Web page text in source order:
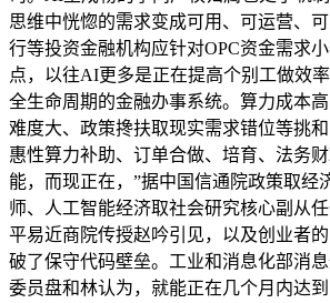
思维中恍惚的需求变成可用、可运营、
行等投资金融机构应针对OPC资金需求
点，以往AI更多是正在提高个别工做效
全生命周期的金融办事系统。算力成本
难度大、政策搀扶取现实需求错位等挑
惠性算力补助、订单合做、培育、法务
能，而现正在，”据中国信通院政策取经
师、人工智能经济取社会研究核心副从
平易近商院传授赵吟引见，以及创业者
破了保守代码壁垒。工业和消息化部消
委员盘和林认为，就能正在几个月内达